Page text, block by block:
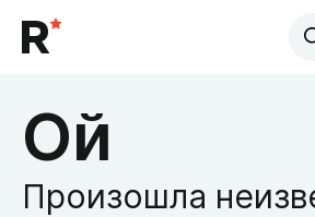
Ой
Произошла